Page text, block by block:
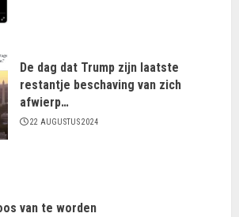
De dag dat Trump zijn laatste
restantje beschaving van zich
afwierp…
22 AUGUSTUS 2024
van te worden